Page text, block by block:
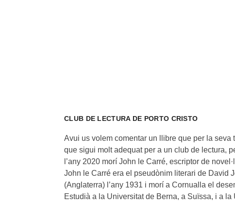
CLUB DE LECTURA DE PORTO CRISTO
Avui us volem comentar un llibre que per la
que sigui molt adequat per a un club de lectura,
l’any 2020 morí John le Carré, escriptor de
John le Carré era el pseudònim literari de David
(Anglaterra) l’any 1931 i morí a Cornualla el
Estudià a la Universitat de Berna, a Suïssa, i a la